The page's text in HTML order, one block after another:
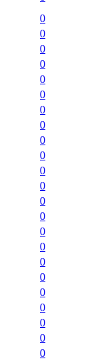
0
0
0
0
0
0
0
0
0
0
0
0
0
0
0
0
0
0
0
0
0
0
0